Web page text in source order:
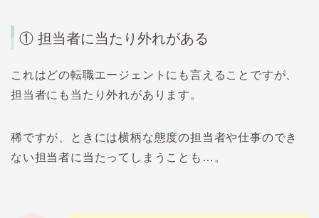
① 担当者に当たり外れがある
これはどの転職エージェントにも言えることですが、
担当者にも当たり外れがあります。
稀ですが、ときには横柄な態度の担当者や仕事のでき
ない担当者に当たってしまうことも…。